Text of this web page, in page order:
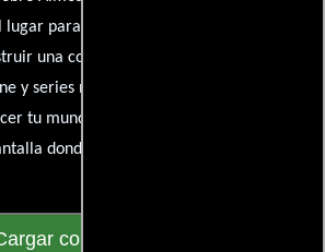
para expresarlo. ¡No te guardes
una comunidad apasionada donde la
y series nunca se detenga. Únete a la
tu mundo cinematográfico. ¡Los
donde se proyecta nuestra diversidad
comentarios